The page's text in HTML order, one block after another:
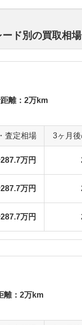
ド別の買取相
距離：2万km
査定相場 3ヶ月
万円
万円
万円
離：2万km